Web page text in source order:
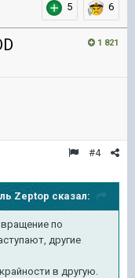
5 6
1 821
#4
Zeptop сказал:
по
другие
в другую.